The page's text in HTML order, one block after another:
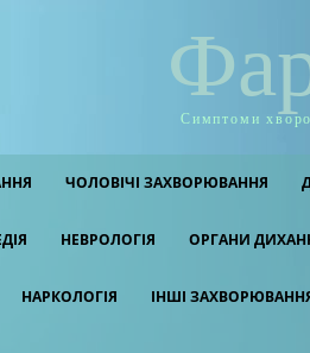
Симптоми
ЧОЛОВІЧІ ЗАХВОРЮВАННЯ
НЕВРОЛОГІЯ ОРГАНИ
НАРКОЛОГІЯ ІНШІ